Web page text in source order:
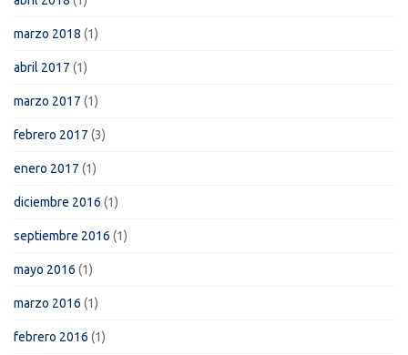
marzo 2018 (1)
abril 2017 (1)
marzo 2017 (1)
febrero 2017 (3)
enero 2017 (1)
diciembre 2016 (1)
septiembre 2016 (1)
mayo 2016 (1)
marzo 2016 (1)
febrero 2016 (1)